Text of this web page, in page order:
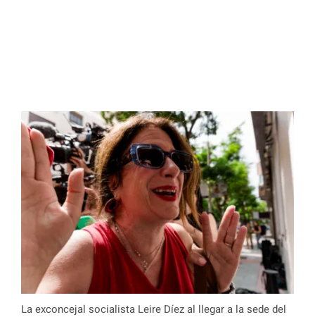
La exconcejal socialista Leire Díez al llegar a la sede del